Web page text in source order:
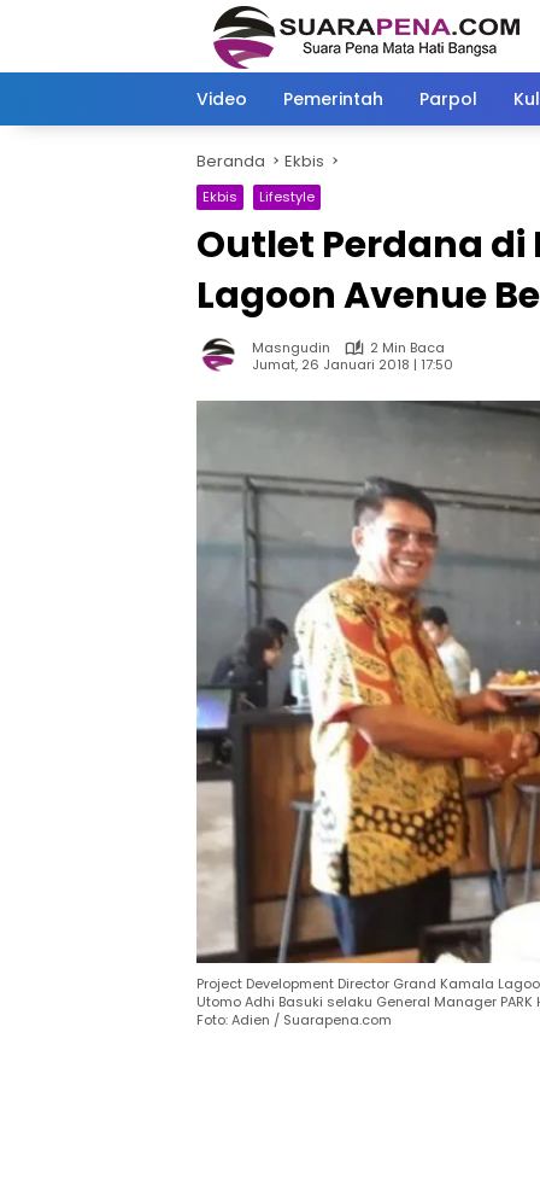
Video Pemerintah Parpol
Beranda Ekbis
Ekbis Lifestyle
Outlet Perdana di
Lagoon Avenue
Masngudin
2 Min Baca
Jumat, 26 Januari 2018 | 17:50
Project Development Director Grand Kamala
Utomo Adhi Basuki selaku General Manager
Foto: Adien / Suarapena.com